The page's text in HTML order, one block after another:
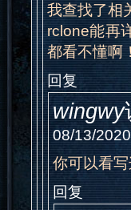
我查找了相
rclone能再
都看不懂啊
回复
wingwy
08/13/
你可以看
回复